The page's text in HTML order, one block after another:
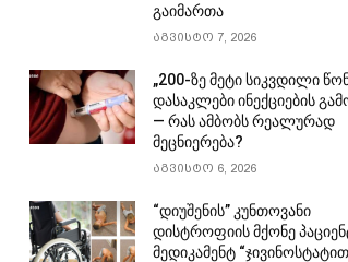
გაიმართა
აგვისტო 7, 2026
„200-ზე მეტი სიკვდილი
დასაკლები ინექციების
— რას ამბობს რეალურად
მეცნიერება?
აგვისტო 6, 2026
“დიუშენის” კუნთოვანი
დისტროფიის მქონე
მედიკამენტ